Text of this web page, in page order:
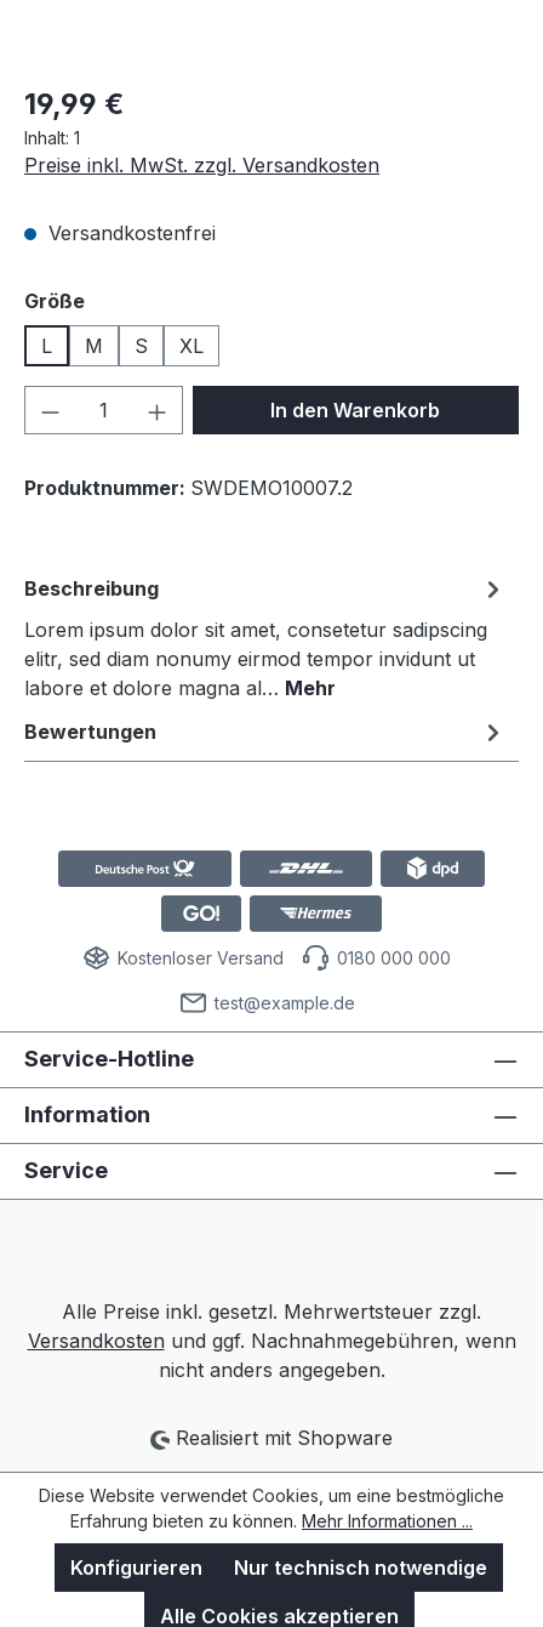
19,99 €
Inhalt: 1
Preise inkl. MwSt. zzgl. Versandkosten
Versandkostenfrei
Größeauswählen
L
M S XL
Produkt Anzahl: Gib denIn den Warenkorb
Produktnummer: SWDEMO10007.2
Beschreibung
Lorem ipsum dolor sit amet, consetetur sadipscing
elitr, sed diam nonumy eirmod tempor invidunt ut
labore et dolore magna al… Mehr
Bewertungen
Kostenloser Versand 0180 000 000
test@example.de
Service-Hotline
Information
Service
Alle Preise inkl. gesetzl. Mehrwertsteuer zzgl.
Versandkostenund ggf. Nachnahmegebühren, wenn
nicht anders angegeben.
Realisiert mit Shopware
Diese Website verwendet Cookies, um eine bestmögliche
Erfahrung bieten zu können. Mehr Informationen ...
Nur technisch notwendige
Konfigurieren
Alle Cookies akzeptieren